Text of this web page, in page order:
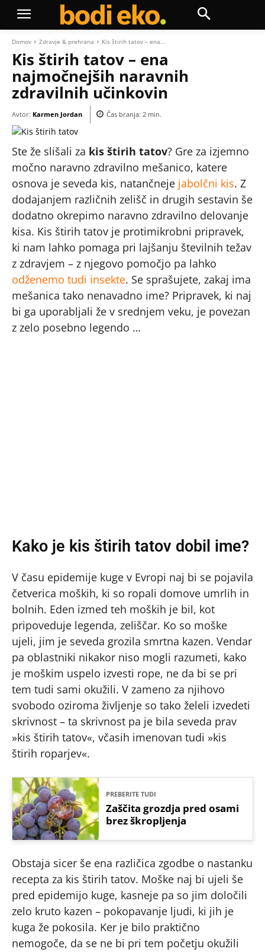
Domov Zdravje & prehrana Kis štirih tatov – ena...
Kis štirih tatov – ena
najmočnejših naravnih
zdravilnih učinkovin
Avtor: Karmen Jordan Čas branja: 2 min.
Ste že slišali za kis štirih tatov? Gre za izjemno
močno naravno zdravilno mešanico, katere
osnova je seveda kis, natančneje jabolčni kis. Z
dodajanjem različnih zelišč in drugih sestavin še
dodatno okrepimo naravno zdravilno delovanje
kisa. Kis štirih tatov je protimikrobni pripravek,
ki nam lahko pomaga pri lajšanju številnih težav
z zdravjem – z njegovo pomočjo pa lahko
odženemo tudi insekte. Se sprašujete, zakaj ima
mešanica tako nenavadno ime? Pripravek, ki naj
bi ga uporabljali že v srednjem veku, je povezan
z zelo posebno legendo …
Kako je kis štirih tatov dobil ime?
V času epidemije kuge v Evropi naj bi se pojavila
četverica moških, ki so ropali domove umrlih in
bolnih. Eden izmed teh moških je bil, kot
pripoveduje legenda, zeliščar. Ko so moške
ujeli, jim je seveda grozila smrtna kazen. Vendar
pa oblastniki nikakor niso mogli razumeti, kako
je moškim uspelo izvesti rope, ne da bi se pri
tem tudi sami okužili. V zameno za njihovo
svobodo oziroma življenje so tako želeli izvedeti
skrivnost – ta skrivnost pa je bila seveda prav
»kis štirih tatov«, včasih imenovan tudi »kis
štirih roparjev«.
PREBERITE TUDI
Zaščita grozdja pred osami
brez škropljenja
Obstaja sicer še ena različica zgodbe o nastanku
recepta za kis štirih tatov. Moške naj bi ujeli še
pred epidemijo kuge, kasneje pa so jim določili
zelo kruto kazen – pokopavanje ljudi, ki jih je
kuga že pokosila. Ker je bilo praktično
nemogoče, da se ne bi pri tem početju okužili